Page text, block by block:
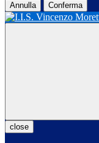
Annulla Conferma
close